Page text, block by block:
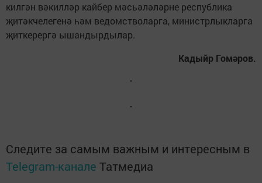
килгән вәкилләр кайбер мәсьәләләрне республика
җитәкчелегенә һәм ведомстволарга, министрлыкларга
җиткерергә ышандырдылар.
Кадыйр Гомәров.
Следите за самым важным и интересным в
Telegram-канале Татмедиа